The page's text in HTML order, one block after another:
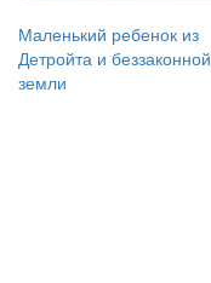
Маленький ребенок из
Детройта и беззаконной
земли